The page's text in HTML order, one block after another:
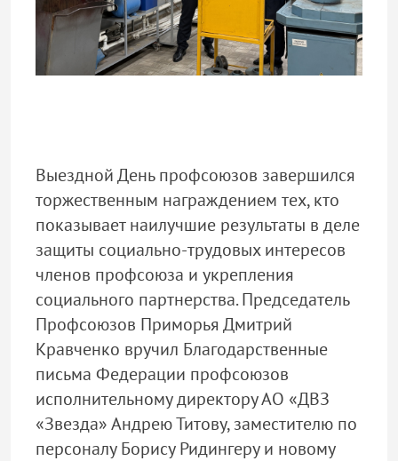
Выездной День профсоюзов завершился
торжественным награждением тех, кто
показывает наилучшие результаты в деле
защиты социально-трудовых интересов
членов профсоюза и укрепления
социального партнерства. Председатель
Профсоюзов Приморья Дмитрий
Кравченко вручил Благодарственные
письма Федерации профсоюзов
исполнительному директору АО «ДВЗ
«Звезда» Андрею Титову, заместителю по
персоналу Борису Ридингеру и новому